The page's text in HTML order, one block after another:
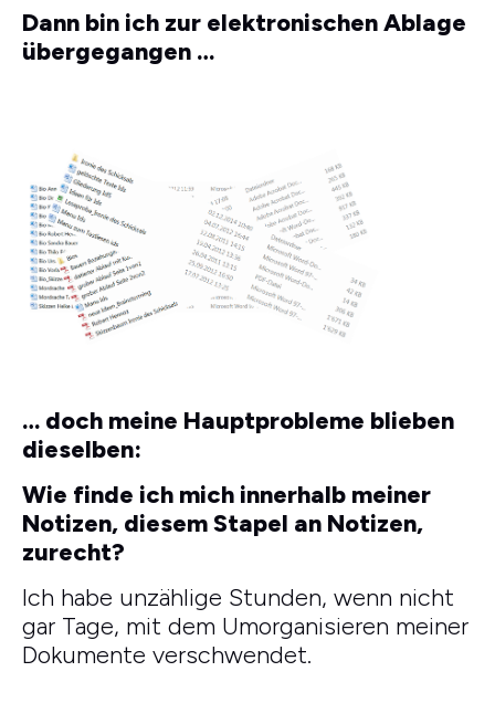
Dann bin ich zur elektronischen Ablage
übergegangen …
… doch meine Hauptprobleme blieben
dieselben:
Wie finde ich mich innerhalb meiner
Notizen, diesem Stapel an Notizen,
zurecht?
Ich habe unzählige Stunden, wenn nicht
gar Tage, mit dem Umorganisieren meiner
Dokumente verschwendet.